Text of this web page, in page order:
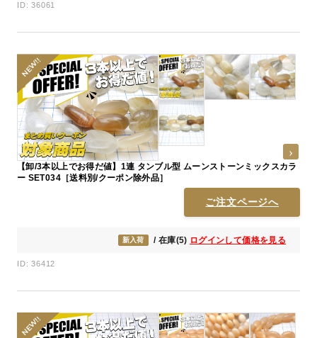
ID: 36061
【卸/3本以上でお得だ値】1連 タンブル型 ムーンストーンミックスカラ
ー SET034［送料別/クーポン除外品］
ご注文ページへ
新入荷 / 在庫(5) ログインして価格を見る
ID: 36412